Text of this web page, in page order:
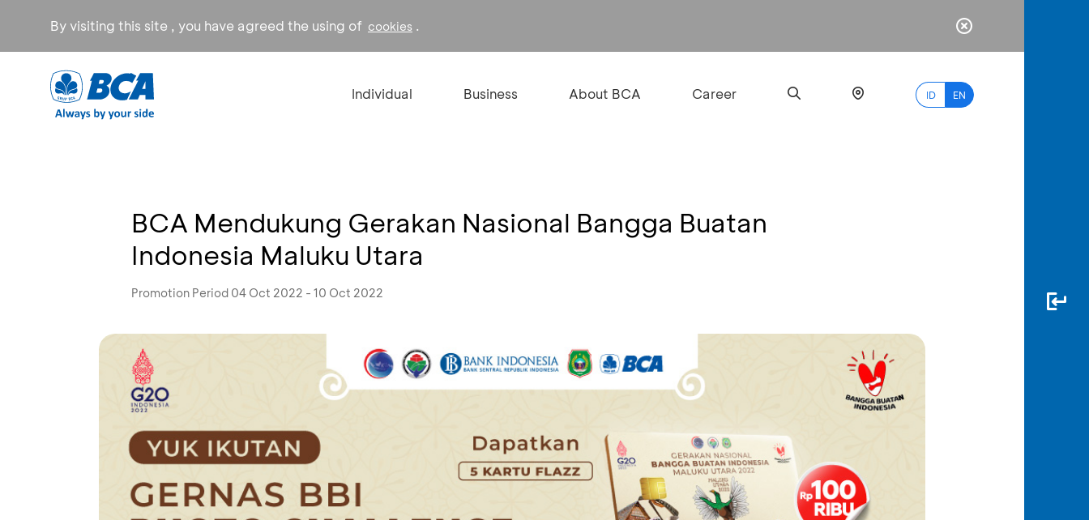
By visiting this site , you have agreed the using of cookies .
Individual Business About BCA Career ID EN
myBCA
BCA Mendukung Gerakan Nasional Bangga Buatan
Indonesia Maluku Utara
Promotion Period 04 Oct 2022 - 10 Oct 2022